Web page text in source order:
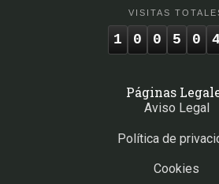
VISITAS
1 0 0 5 0
Páginas
Aviso Legal
Política de
Cookies